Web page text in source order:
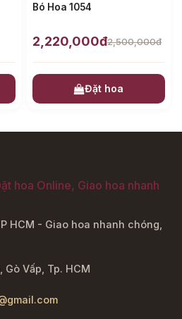
Bó Hoa 1054
2,220,000đ2,500,000đ
Đặt hoa
HCM - Giao hoa nhanh chóng,
Gò Vấp, Tp. HCM